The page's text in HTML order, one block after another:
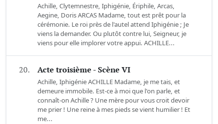
Achille, Clytemnestre, Iphigénie, Ériphile, Arcas,
Aegine, Doris ARCAS Madame, tout est prêt pour la
cérémonie. Le roi près de l'autel attend Iphigénie ; Je
viens la demander. Ou plutôt contre lui, Seigneur, je
viens pour elle implorer votre appui. ACHILLE...
20. Acte troisième - Scène VI
Achille, Iphigénie ACHILLE Madame, je me tais, et
demeure immobile. Est-ce à moi que l'on parle, et
connaît-on Achille ? Une mère pour vous croit devoir
me prier ! Une reine à mes pieds se vient humilier ! Et
me...